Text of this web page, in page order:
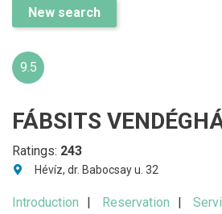
New search
9.5
FÁBSITS
Ratings: 243
Hévíz, dr. Babocsay u. 32
Introduction Reservation